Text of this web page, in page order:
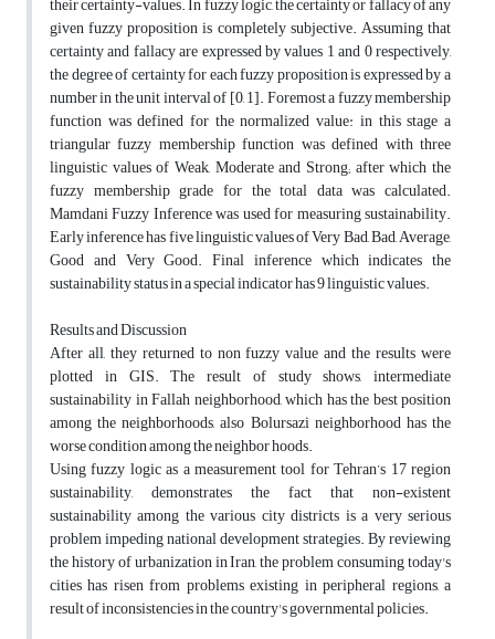
given fuzzy proposition is completely subjective. Assuming that
certainty and fallacy are expressed by values 1 and 0 respectively,
the degree of certainty for each fuzzy proposition is expressed by a
number in the unit interval of [0, 1]. Foremost a fuzzy membership
function was defined for the normalized value: in this stage a
triangular fuzzy membership function was defined with three
linguistic values of Weak, Moderate and Strong; after which the
fuzzy membership grade for the total data was calculated.
Mamdani Fuzzy Inference was used for measuring sustainability.
Early inference has five linguistic values of Very Bad, Bad, Average,
Good and Very Good. Final inference which indicates the
sustainability status in a special indicator has 9 linguistic values.
Results and Discussion
After all, they returned to non fuzzy value and the results were
plotted in GIS. The result of study shows, intermediate
sustainability in Fallah neighborhood, which has the best position
among the neighborhoods, also Bolursazi neighborhood has the
worse condition among the neighbor hoods.
Using fuzzy logic as a measurement tool for Tehran’s 17 region
sustainability, demonstrates the fact that non-existent
sustainability among the various city districts is a very serious
problem impeding national development strategies. By reviewing
the history of urbanization in Iran, the problem consuming today's
cities has risen from problems existing in peripheral regions, a
result of inconsistencies in the country's governmental policies.